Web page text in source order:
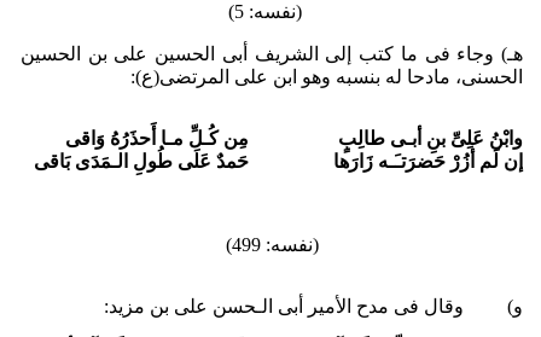
(نفسه: 5)
هـ) وجاء فی ما کتب إلى الشریف أبی الحسین علی بن الحسین
الحسنی، مادحا له بنسبه وهو ابن علی المرتضى(ع):
وابْنُ عَلِیِّ بنِ أبـی طالِبٍ
إن لَم أزُرْ حَضرَتـَـه زَارَها
مِن کُـلِّ مـا أَحذَرُهُ وَاقی
حَمدٌ عَلَى طُولِ الـمَدَى بَاقی
(نفسه: 499)
و‌) وقال فی مدح الأمیر أبی الـحسن علی بن مزید: